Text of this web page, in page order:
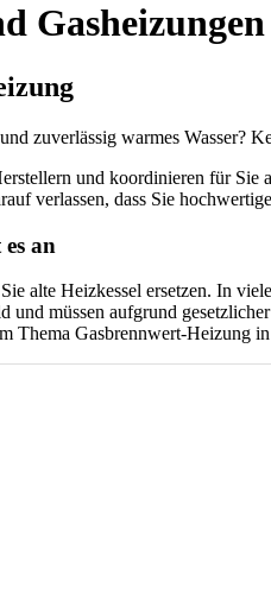
Gasheizungen
zuverlässig warmes Wasser?
und koordinieren für
verlassen, dass Sie
an
alte Heizkessel ersetzen. In
und müssen aufgrund
Thema Gasbrennwert-Heizung